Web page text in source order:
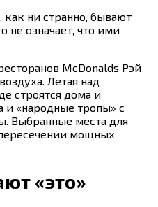
ни странно, бывают
не означает, что ими
McDonalds Рэй
Летая над
строятся дома и
и «народные тропы» с
Выбранные места для
мощных
«это»